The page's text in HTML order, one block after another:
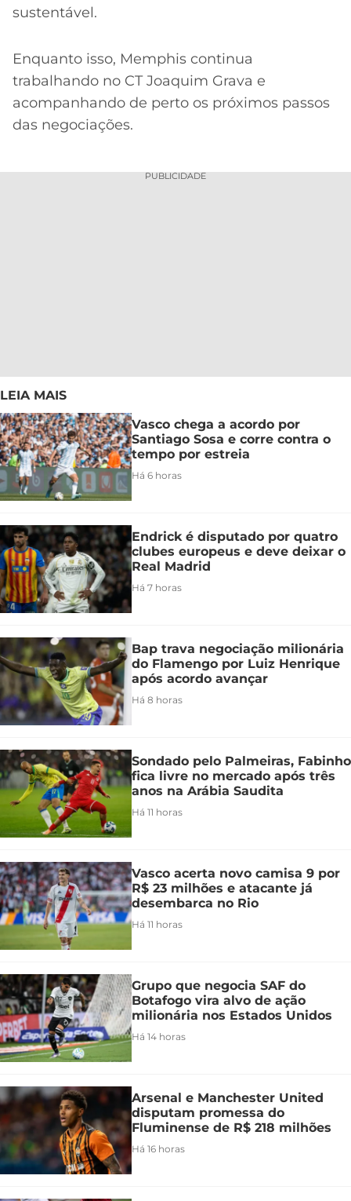
sustentável.
Enquanto isso, Memphis continua
trabalhando no CT Joaquim Grava e
acompanhando de perto os próximos passos
das negociações.
PUBLICIDADE
LEIA MAIS
Vasco chega a acordo por
Santiago Sosa e corre contra o
tempo por estreia
Há 6 horas
Endrick é disputado por quatro
clubes europeus e deve deixar o
Real Madrid
Há 7 horas
Bap trava negociação milionária
do Flamengo por Luiz Henrique
após acordo avançar
Há 8 horas
Sondado pelo Palmeiras, Fabinho
fica livre no mercado após três
anos na Arábia Saudita
Há 11 horas
Vasco acerta novo camisa 9 por
R$ 23 milhões e atacante já
desembarca no Rio
Há 11 horas
Grupo que negocia SAF do
Botafogo vira alvo de ação
milionária nos Estados Unidos
Há 14 horas
Arsenal e Manchester United
disputam promessa do
Fluminense de R$ 218 milhões
Há 16 horas